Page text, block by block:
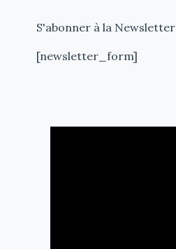
S'abonner à la Newsletter
[newsletter_form]